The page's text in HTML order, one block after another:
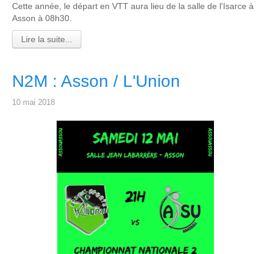
Cette année, le départ en VTT aura lieu de la salle de l'Isarce à
Asson à 08h30.
Lire la suite...
N2M : Asson / L'Union
10 mai 2018